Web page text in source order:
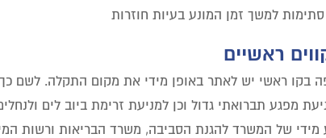
למשך זמן המונע בעיות חוזרות
ראשיים
בקו ראשי יש לאתר באופן מידי את מקום התקלה. לשם כך
מפגע תברואתי גדול וכן למניעת זרימת ביוב לים